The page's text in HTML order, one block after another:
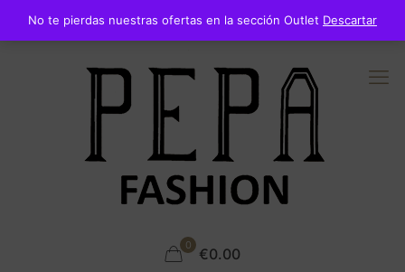
0 €0.00
No te pierdas nuestras ofertas en la sección Outlet Descartar